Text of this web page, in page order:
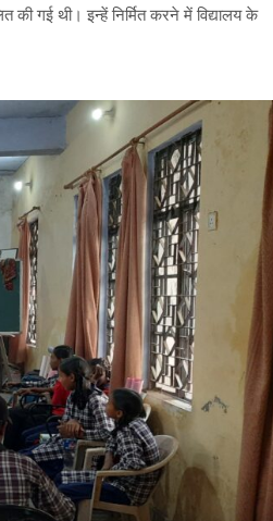
की गई थी। इन्हें निर्मित करने में विद्यालय के